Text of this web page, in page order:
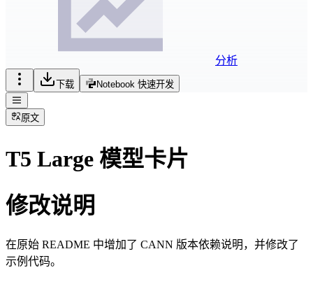
分析
下载 Notebook 快速开发
原文
T5 Large 模型卡片
修改说明
在原始 README 中增加了 CANN 版本依赖说明，并修改了
示例代码。